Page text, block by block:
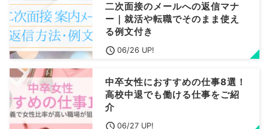
二次面接のメールへの返信マナ
ー｜就活や転職でそのまま使え
る例文付き
06/26 UP!
中卒女性におすすめの仕事8選！
高校中退でも働ける仕事をご紹
介
06/27 UP!